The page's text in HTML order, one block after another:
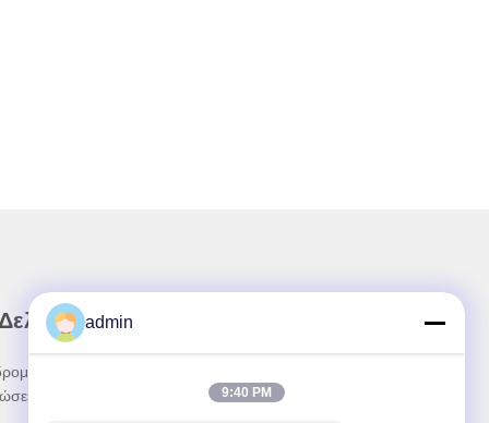
Ενημέρωσης
στο ενημερωτικό μας δελτίο για
και πολλά άλλα.
admin
9:40 PM